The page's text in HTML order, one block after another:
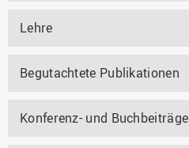
Lehre
Begutachtete Publikationen
Konferenz- und Buchbeiträge